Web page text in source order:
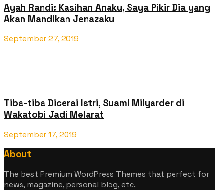
Ayah Randi: Kasihan Anaku, Saya Pikir Dia yang
Akan Mandikan Jenazaku
September 27, 2019
Tiba-tiba Dicerai Istri, Suami Milyarder di
Wakatobi Jadi Melarat
September 17, 2019
About
The best Premium WordPress Themes that perfect for
news, magazine, personal blog, etc.